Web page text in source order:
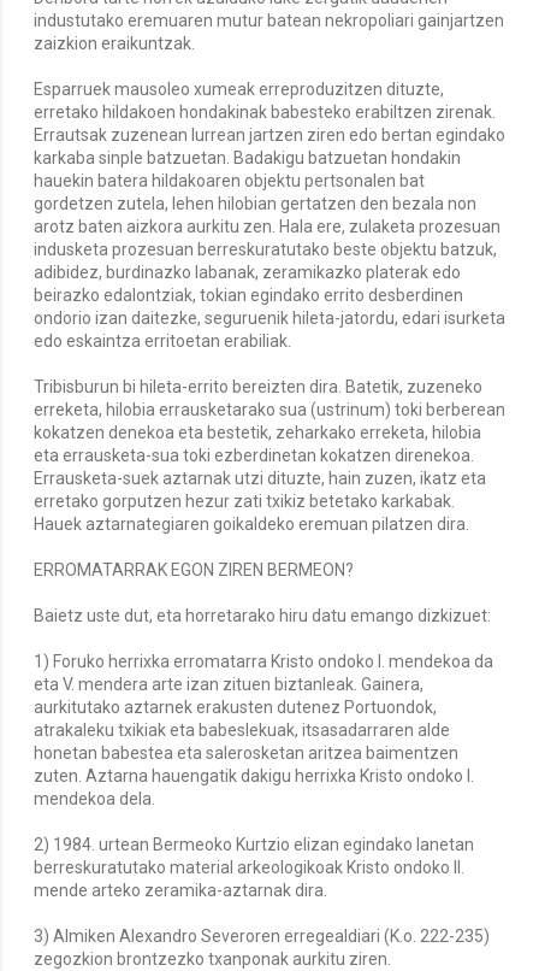
industutako eremuaren mutur batean nekropoliari gainjartzen
zaizkion eraikuntzak.
Esparruek mausoleo xumeak erreproduzitzen dituzte,
erretako hildakoen hondakinak babesteko erabiltzen zirenak.
Errautsak zuzenean lurrean jartzen ziren edo bertan egindako
karkaba sinple batzuetan. Badakigu batzuetan hondakin
hauekin batera hildakoaren objektu pertsonalen bat
gordetzen zutela, lehen hilobian gertatzen den bezala non
arotz baten aizkora aurkitu zen. Hala ere, zulaketa prozesuan
indusketa prozesuan berreskuratutako beste objektu batzuk,
adibidez, burdinazko labanak, zeramikazko platerak edo
beirazko edalontziak, tokian egindako errito desberdinen
ondorio izan daitezke, seguruenik hileta-jatordu, edari isurketa
edo eskaintza erritoetan erabiliak.
Tribisburun bi hileta-errito bereizten dira. Batetik, zuzeneko
erreketa, hilobia errausketarako sua (ustrinum) toki berberean
kokatzen denekoa eta bestetik, zeharkako erreketa, hilobia
eta errausketa-sua toki ezberdinetan kokatzen direnekoa.
Errausketa-suek aztarnak utzi dituzte, hain zuzen, ikatz eta
erretako gorputzen hezur zati txikiz betetako karkabak.
Hauek aztarnategiaren goikaldeko eremuan pilatzen dira.
ERROMATARRAK EGON ZIREN BERMEON?
Baietz uste dut, eta horretarako hiru datu emango dizkizuet:
1) Foruko herrixka erromatarra Kristo ondoko I. mendekoa da
eta V. mendera arte izan zituen biztanleak. Gainera,
aurkitutako aztarnek erakusten dutenez Portuondok,
atrakaleku txikiak eta babeslekuak, itsasadarraren alde
honetan babestea eta salerosketan aritzea baimentzen
zuten. Aztarna hauengatik dakigu herrixka Kristo ondoko I.
mendekoa dela.
2) 1984. urtean Bermeoko Kurtzio elizan egindako lanetan
berreskuratutako material arkeologikoak Kristo ondoko II.
mende arteko zeramika-aztarnak dira.
3) Almiken Alexandro Severoren erregealdiari (K.o. 222-235)
zegozkion brontzezko txanponak aurkitu ziren.